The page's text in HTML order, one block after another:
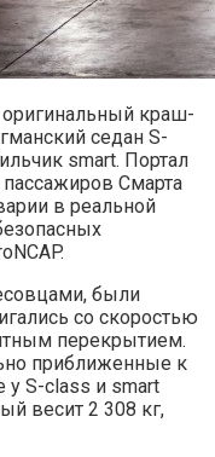
краш-
седан S-
smart. Портал
Смарта
в реальной
были
со скоростью
перекрытием.
приближенные к
S-class и smart
весит 2 308 кг,